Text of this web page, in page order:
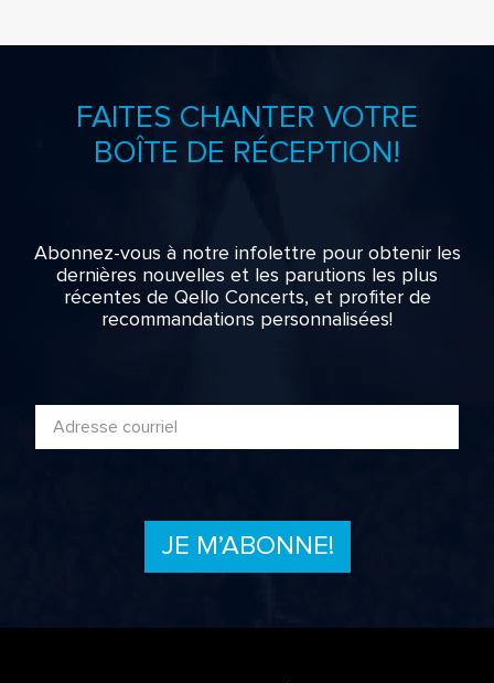
FAITES CHANTER VOTRE
BOÎTE DE RÉCEPTION!
Abonnez-vous à notre infolettre pour obtenir les
dernières nouvelles et les parutions les plus
récentes de Qello Concerts, et profiter de
recommandations personnalisées!